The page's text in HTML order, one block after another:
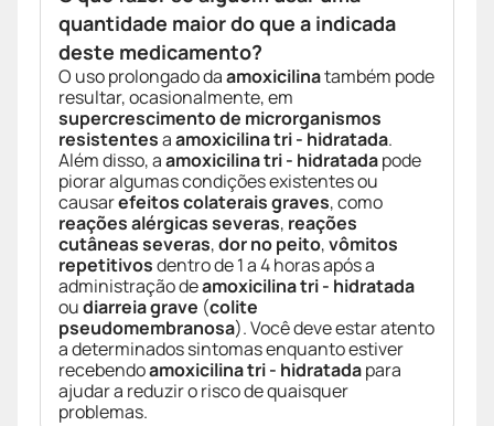
quantidade maior do que a indicada
deste medicamento?
O uso prolongado daamoxicilinatambém pode
resultar, ocasionalmente, em
supercrescimento de microrganismos
resistentesaamoxicilina tri - hidratada.
Além disso, aamoxicilina tri - hidratadapode
piorar algumas condições existentes ou
causarefeitos colaterais graves, como
reações alérgicas severas, reações
cutâneas severas,dor no peito,vômitos
repetitivosdentro de 1 a 4 horas após a
administração deamoxicilina tri - hidratada
oudiarreia grave (colite
pseudomembranosa). Você deve estar atento
a determinados sintomas enquanto estiver
recebendoamoxicilina tri - hidratadapara
ajudar a reduzir o risco de quaisquer
problemas.